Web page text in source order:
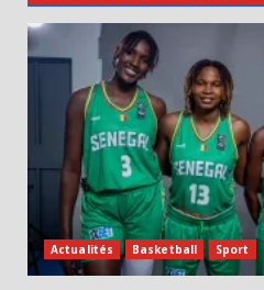
Actualités Basketball Sport